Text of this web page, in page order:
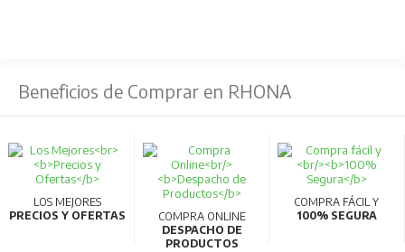
Beneficios de Comprar en RHONA
LOS MEJORES
PRECIOS Y OFERTAS
COMPRA ONLINE
DESPACHO DE
PRODUCTOS
COMPRA FÁCIL Y
100% SEGURA